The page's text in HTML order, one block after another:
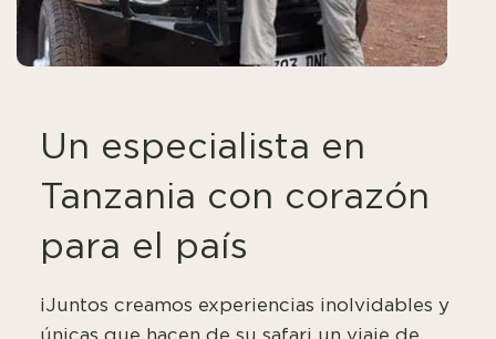
Un especialista en
Tanzania con corazón
para el país
¡Juntos creamos experiencias inolvidables y